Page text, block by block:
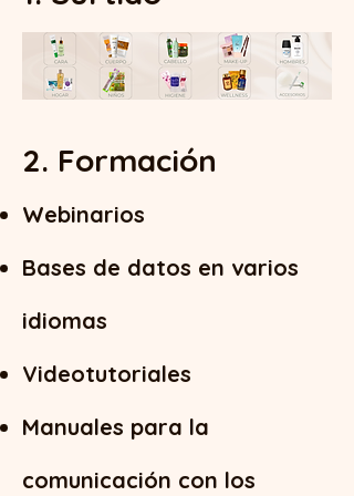
2. Formación
Webinarios
Bases de datos en varios
idiomas
Videotutoriales
Manuales para la
comunicación con los